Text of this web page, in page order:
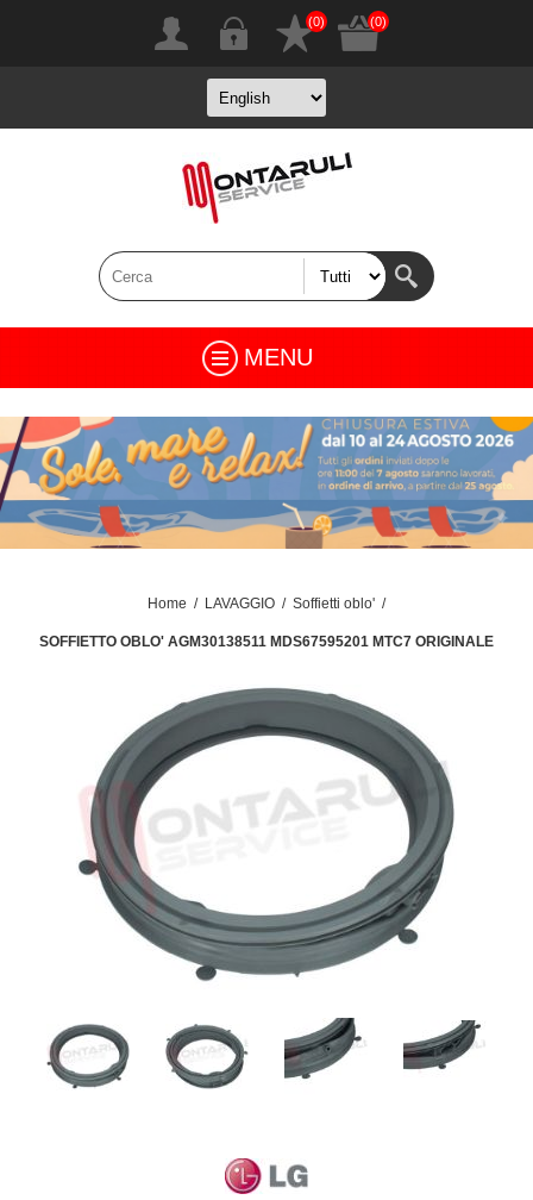
(0) (0)
MENU
Home / LAVAGGIO / Soffietti oblo' /
SOFFIETTO OBLO' AGM30138511 MDS67595201 MTC7 ORIGINALE